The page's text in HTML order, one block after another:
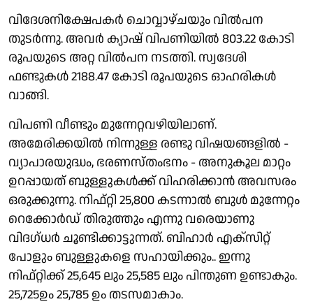
വിദേശനിക്ഷേപകര്‍ ചാെവ്വാഴ്ചയും വില്‍പന
തുടര്‍ന്നു. അവര്‍ ക്യാഷ് വിപണിയില്‍ 803.22 കാേടി
രൂപയുടെ അറ്റ വില്‍പന നടത്തി. സ്വദേശി
ഫണ്ടുകള്‍ 2188.47 കോടി രൂപയുടെ ഓഹരികള്‍
വാങ്ങി.
വിപണി വീണ്ടും മുന്നേറ്റവഴിയിലാണ്.
അമേരിക്കയില്‍ നിന്നുള്ള രണ്ടു വിഷയങ്ങളില്‍ -
വ്യാപാരയുദ്ധം, ഭരണസ്തംഭനം - അനുകൂല മാറ്റം
ഉറപ്പായത് ബുള്ളുകള്‍ക്ക് വിഹരിക്കാന്‍ അവസരം
ഒരുക്കുന്നു. നിഫ്റ്റി 25,800 കടന്നാല്‍ ബുള്‍ മുന്നേറ്റം
റെക്കോര്‍ഡ് തിരുത്തും എന്നു വരെയാണു
വിദഗ്ധര്‍ ചൂണ്ടിക്കാട്ടുന്നത്. ബിഹാര്‍ എക്‌സിറ്റ്
പോളും ബുള്ളുകളെ സഹായിക്കും.. ഇന്നു
നിഫ്റ്റിക്ക് 25,645 ലും 25,585 ലും പിന്തുണ ഉണ്ടാകും.
25,725ഉം 25,785 ഉം തടസമാകാം.